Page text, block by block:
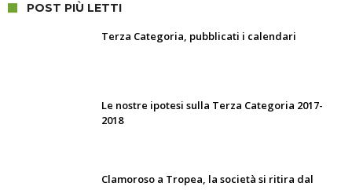
POST PIÙ LETTI
Terza Categoria, pubblicati i calendari
Le nostre ipotesi sulla Terza Categoria 2017-
2018
Clamoroso a Tropea, la società si ritira dal